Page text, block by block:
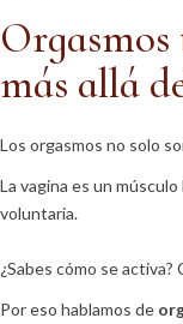
más allá
Los orgasmos no solo
La vagina es un
voluntaria.
¿Sabes cómo se activa?
Por eso hablamos de